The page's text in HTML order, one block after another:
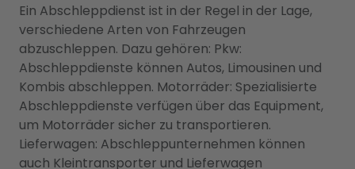
Ein Abschleppdienst ist in der Regel in der Lage,
verschiedene Arten von Fahrzeugen
abzuschleppen. Dazu gehören: Pkw:
Abschleppdienste können Autos, Limousinen und
Kombis abschleppen. Motorräder: Spezialisierte
Abschleppdienste verfügen über das Equipment,
um Motorräder sicher zu transportieren.
Lieferwagen: Abschleppunternehmen können
auch Kleintransporter und Lieferwagen